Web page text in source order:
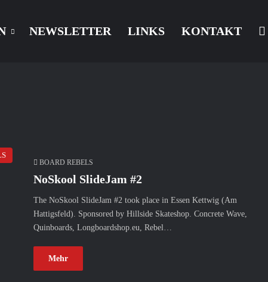
NEWSLETTER LINKS KONTAKT
BOARD REBELS
NoSkool SlideJam #2
The NoSkool SlideJam #2 took place in Essen Kettwig (Am
Hattigsfeld). Sponsored by Hillside Skateshop. Concrete Wave,
Quinboards, Longboardshop.eu, Rebel…
Mehr